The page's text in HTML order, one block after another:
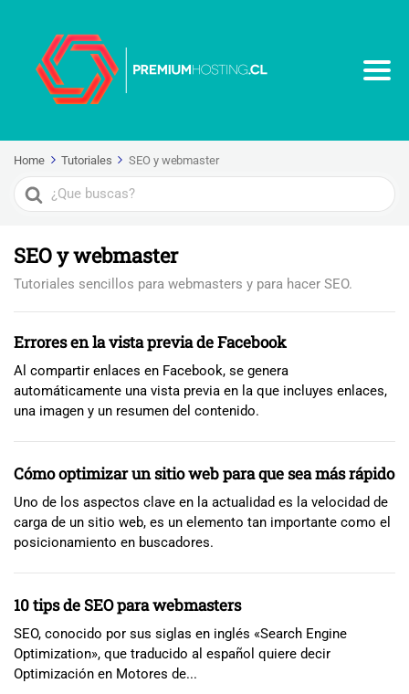
Home Tutoriales SEO y webmaster
Search
For
SEO y webmaster
Tutoriales sencillos para webmasters y para hacer SEO.
Errores en la vista previa de Facebook
Al compartir enlaces en Facebook, se genera
automáticamente una vista previa en la que incluyes enlaces,
una imagen y un resumen del contenido.
Cómo optimizar un sitio web para que sea más rápido
Uno de los aspectos clave en la actualidad es la velocidad de
carga de un sitio web, es un elemento tan importante como el
posicionamiento en buscadores.
10 tips de SEO para webmasters
SEO, conocido por sus siglas en inglés «Search Engine
Optimization», que traducido al español quiere decir
Optimización en Motores de...